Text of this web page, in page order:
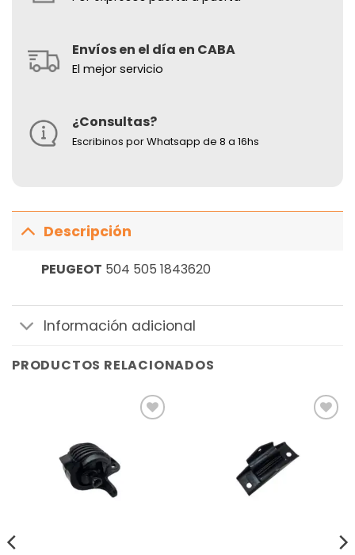
Envíos en el día en CABA
El mejor servicio
¿Consultas?
Escribinos por Whatsapp de 8 a 16hs
Descripción
PEUGEOT 504 505 1843620
Información adicional
PRODUCTOS RELACIONADOS